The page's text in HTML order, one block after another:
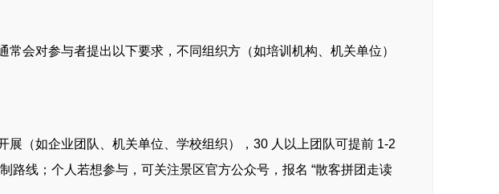
会对参与者提出以下要求，不同组织方（如培训机构、机关单位）
（如企业团队、机关单位、学校组织），30 人以上团队可提前 1-2
路线；个人若想参与，可关注景区官方公众号，报名 “散客拼团走读